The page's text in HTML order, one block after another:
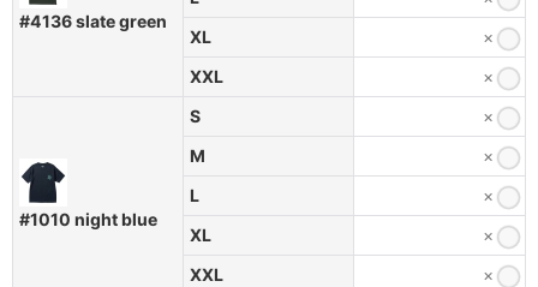
#4136 slate green
XL
×
XXL
×
#1010 night blue
S
×
M
×
L
×
XL
×
XXL
×